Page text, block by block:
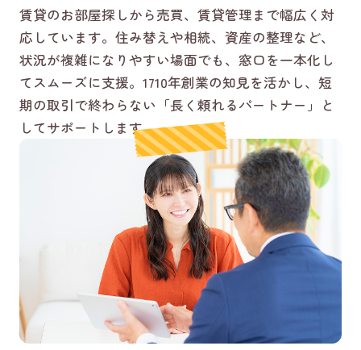
賃貸のお部屋探しから売買、賃貸管理まで幅広く対
応しています。住み替えや相続、資産の整理など、
状況が複雑になりやすい場面でも、窓口を一本化し
てスムーズに支援。1710年創業の知見を活かし、短
期の取引で終わらない「長く頼れるパートナー」と
してサポートします。